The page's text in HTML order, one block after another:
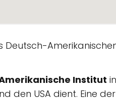
Institut
den USA dient. Eine